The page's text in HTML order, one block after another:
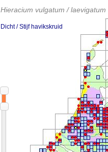
Hieracium vulgatum / laevigatum
Dicht / Stijf havikskruid